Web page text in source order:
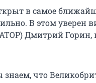
в самое
В этом уверен
Дмитрий
что